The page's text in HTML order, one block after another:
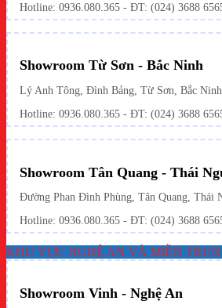
Hotline: 0936.080.365 - ĐT: (024) 3688
Showroom Từ Sơn - Bắc Ninh
Lý Anh Tông, Đình Bảng, Từ Sơn, Bắc Ninh
Hotline: 0936.080.365 - ĐT: (024) 3688
Showroom Tân Quang - Thái
Đường Phan Đình Phùng, Tân Quang, Thái
Hotline: 0936.080.365 - ĐT: (024) 3688
KHU VỰC NGHỆ AN VÀ MIỀN
Showroom Vinh - Nghệ An